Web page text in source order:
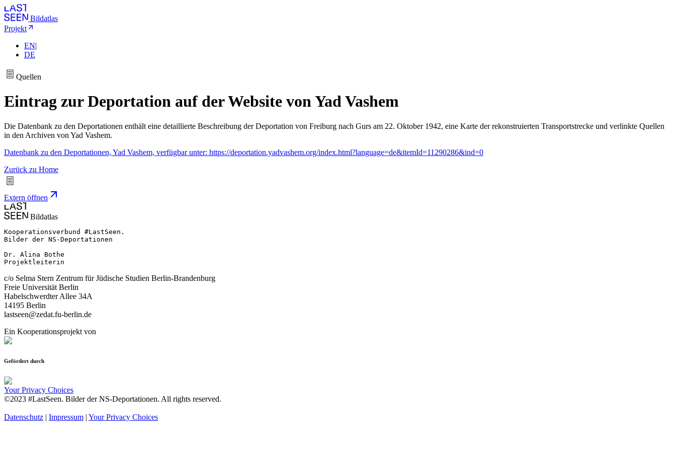
Bildatlas
Projekt
EN|
DE
Quellen
Eintrag zur Deportation auf der Website von Yad Vashem
Die Datenbank zu den Deportationen enthält eine detaillierte Beschreibung der Deportation von Freiburg nach Gurs am 22. Oktober 1942, eine Karte der rekonstruierten Transportstrecke und verlinkte Quellen
in den Archiven von Yad Vashem.
Datenbank zu den Deportationen, Yad Vashem, verfügbar unter: https://deportation.yadvashem.org/index.html?language=de&itemId=11290286&ind=0
Zurück zu Home
Extern öffnen
Bildatlas
Kooperationsverbund #LastSeen.
Bilder der NS-Deportationen
Dr. Alina Bothe
Projektleiterin
c/o Selma Stern Zentrum für Jüdische Studien Berlin-Brandenburg
Freie Universität Berlin
Habelschwerdter Allee 34A
14195 Berlin
lastseen@zedat.fu-berlin.de
Ein Kooperationsprojekt von
Gefördert durch
Your Privacy Choices
©2023 #LastSeen. Bilder der NS-Deportationen. All rights reserved.
Datenschutz | Impressum | Your Privacy Choices